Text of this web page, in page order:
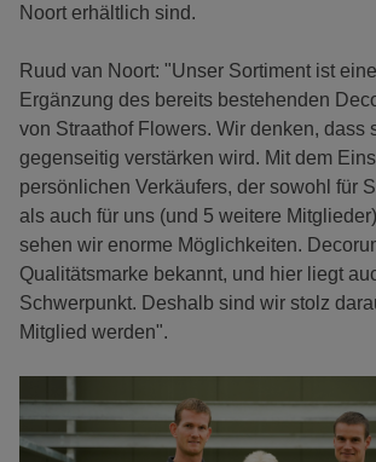
Noort erhältlich sind.
Ruud van Noort: "Unser Sortiment ist
Ergänzung des bereits bestehenden
von Straathof Flowers. Wir denken, dass
gegenseitig verstärken wird. Mit dem
persönlichen Verkäufers, der sowohl für
als auch für uns (und 5 weitere
sehen wir enorme Möglichkeiten.
Qualitätsmarke bekannt, und hier liegt
Schwerpunkt. Deshalb sind wir stolz
Mitglied werden".